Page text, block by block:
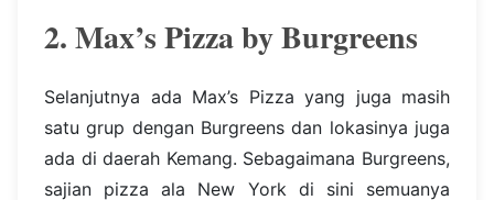
2. Max’s Pizza by Burgreens
Selanjutnya ada Max’s Pizza yang juga masih
satu grup dengan Burgreens dan lokasinya juga
ada di daerah Kemang. Sebagaimana Burgreens,
sajian pizza ala New York di sini semuanya